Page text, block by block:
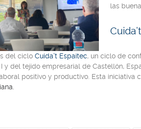
las
del ciclo Cuida’t Espaitec, un ciclo de
y del tejido empresarial de Castellón,
positivo y productivo. Esta iniciativa